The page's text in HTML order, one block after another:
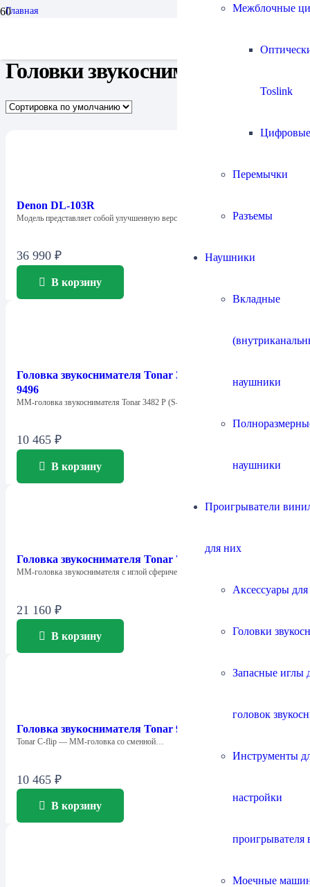
Межблочные
Toslink
Цифровые
Перемычки
Разъемы
Наушники
Вкладные
наушники
наушники
Проигрыватели
для них
Аксессуары
Головки
Запасные иглы
головок
Инструменты
настройки
проигрывателя
Моечные
Главная
Головки звукоснимателя
Denon DL-103R
Модель представляет собой улучшенную версию хорошо…
36 990 ₽
В корзину
Головка звукоснимателя Tonar 3482 P T4P Cartridge
9496
MM-головка звукоснимателя Tonar 3482 P (S-plugger,…
10 465 ₽
В корзину
Головка звукоснимателя Tonar 78 Flip 9641 Cartridge
ММ-головка звукоснимателя с иглой сферической заточки…
21 160 ₽
В корзину
Головка звукоснимателя Tonar 9511 C-Flip
Tonar C-flip — ММ-головка со сменной…
10 465 ₽
В корзину